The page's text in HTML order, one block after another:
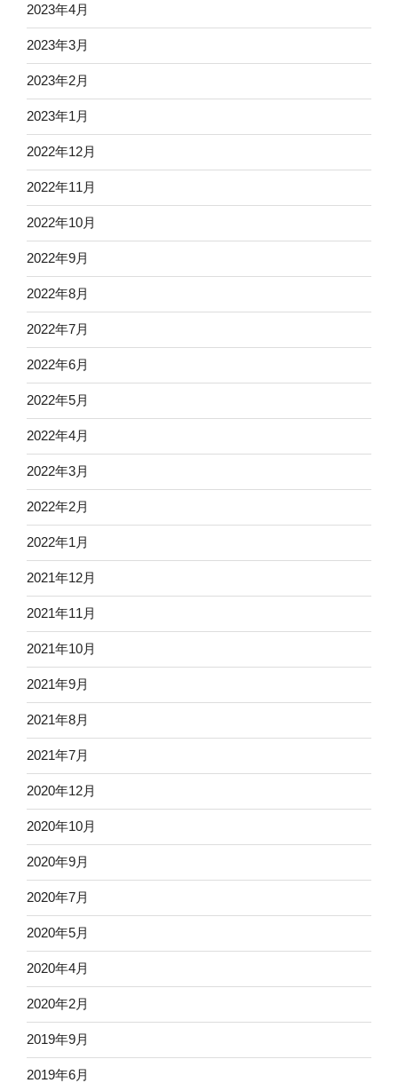
2023年4月
2023年3月
2023年2月
2023年1月
2022年12月
2022年11月
2022年10月
2022年9月
2022年8月
2022年7月
2022年6月
2022年5月
2022年4月
2022年3月
2022年2月
2022年1月
2021年12月
2021年11月
2021年10月
2021年9月
2021年8月
2021年7月
2020年12月
2020年10月
2020年9月
2020年7月
2020年5月
2020年4月
2020年2月
2019年9月
2019年6月